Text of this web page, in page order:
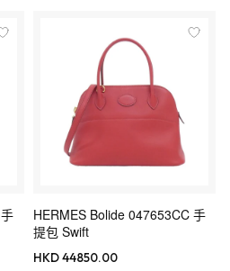
HERMES Bolide 047653CC 手
提包 Swift
HKD 44850.00